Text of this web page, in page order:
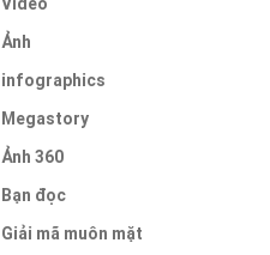
Video
Ảnh
infographics
Megastory
Ảnh 360
Bạn đọc
Giải mã muôn mặt